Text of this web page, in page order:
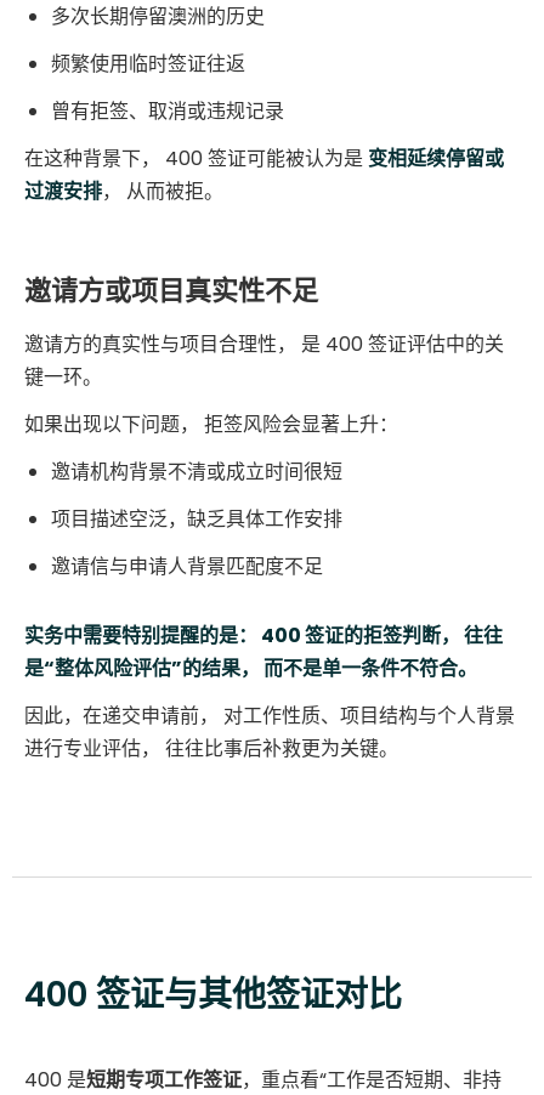
多次长期停留澳洲的历史
频繁使用临时签证往返
曾有拒签、取消或违规记录
在这种背景下， 400 签证可能被认为是变相延续停留或
过渡安排， 从而被拒。
邀请方或项目真实性不足
邀请方的真实性与项目合理性， 是 400 签证评估中的关
键一环。
如果出现以下问题， 拒签风险会显著上升：
邀请机构背景不清或成立时间很短
项目描述空泛，缺乏具体工作安排
邀请信与申请人背景匹配度不足
实务中需要特别提醒的是： 400 签证的拒签判断， 往往
是“整体风险评估”的结果， 而不是单一条件不符合。
因此，在递交申请前， 对工作性质、项目结构与个人背景
进行专业评估， 往往比事后补救更为关键。
400 签证与其他签证对比
400 是短期专项工作签证，重点看“工作是否短期、非持